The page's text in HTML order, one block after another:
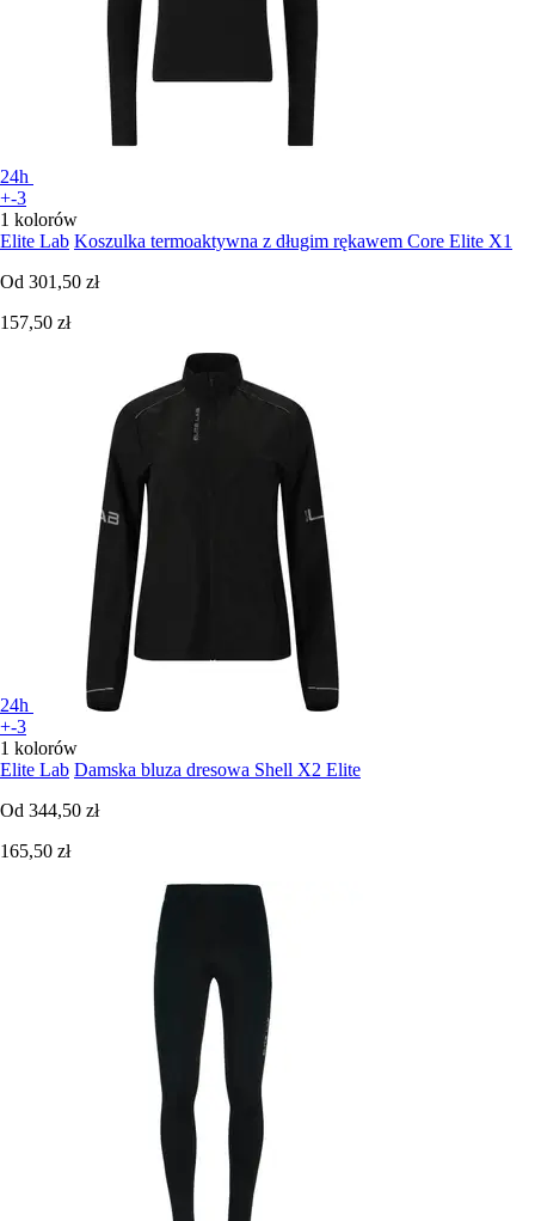
24h
+-3
1 kolorów
Elite Lab Koszulka termoaktywna z długim rękawem Core Elite X1
Od 301,50 zł
157,50 zł
24h
+-3
1 kolorów
Elite Lab Damska bluza dresowa Shell X2 Elite
Od 344,50 zł
165,50 zł